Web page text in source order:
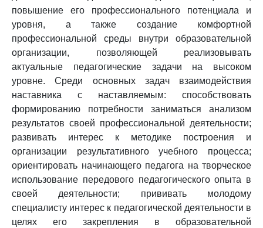
повышение его профессионального потенциала и
уровня, а также создание комфортной
профессиональной среды внутри образовательной
организации, позволяющей реализовывать
актуальные педагогические задачи на высоком
уровне. Среди основных задач взаимодействия
наставника с наставляемым: способствовать
формированию потребности заниматься анализом
результатов своей профессиональной деятельности;
развивать интерес к методике построения и
организации результативного учебного процесса;
ориентировать начинающего педагога на творческое
использование передового педагогического опыта в
своей деятельности; прививать молодому
специалисту интерес к педагогической деятельности в
целях его закрепления в образовательной